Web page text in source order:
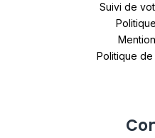
Suivi de
Politique